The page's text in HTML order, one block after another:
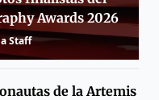
Awards 2026
Staff
de la Artemis